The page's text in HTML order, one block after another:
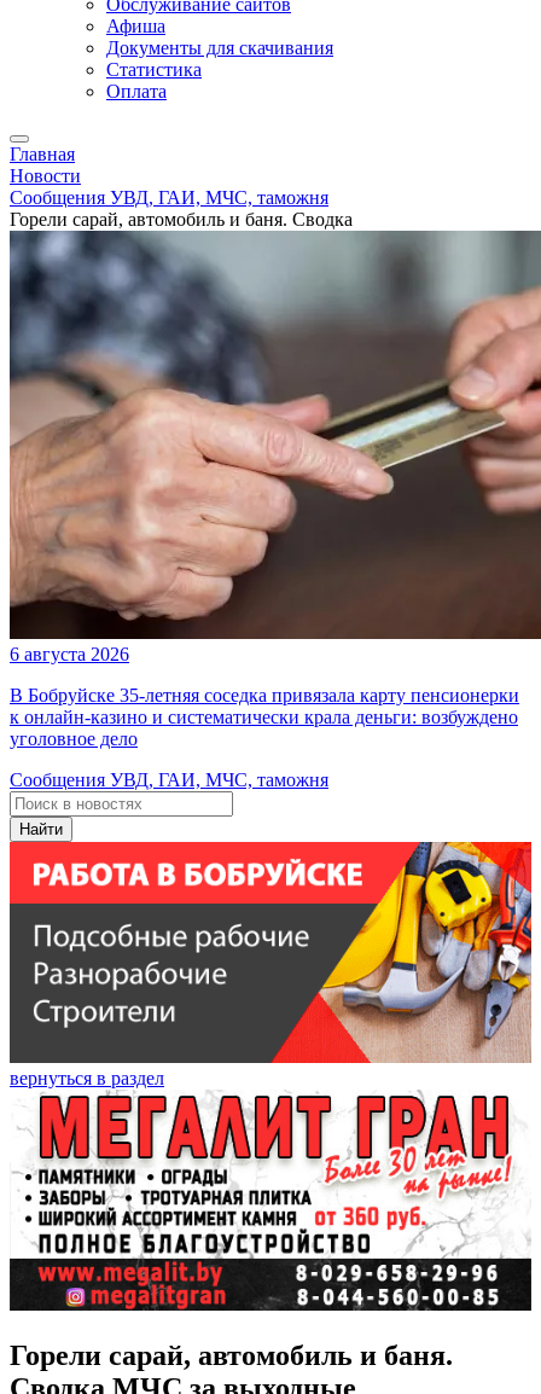
Обслуживание сайтов
Афиша
Документы для скачивания
Статистика
Оплата
Главная
Новости
Сообщения УВД, ГАИ, МЧС, таможня
Горели сарай, автомобиль и баня. Сводка
6 августа 2026
В Бобруйске 35-летняя соседка привязала карту пенсионерки
к онлайн-казино и систематически крала деньги: возбуждено
уголовное дело
Сообщения УВД, ГАИ, МЧС, таможня
Найти
вернуться в раздел
Горели сарай, автомобиль и баня.